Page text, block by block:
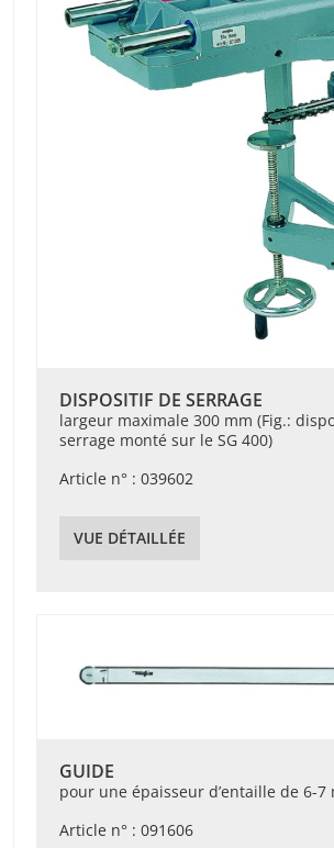
DISPOSITIF DE SERRAGE
largeur maximale 300 mm (Fig.:
serrage monté sur le SG 400)
Article n° : 039602
VUE DÉTAILLÉE
GUIDE
pour une épaisseur d’entaille de 6-7
Article n° : 091606